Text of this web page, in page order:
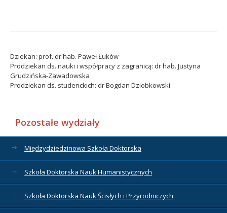
Dziekan: prof. dr hab. Paweł Łuków
Prodziekan ds. nauki i współpracy z zagranicą: dr hab. Justyna
Grudzińska-Zawadowska
Prodziekan ds. studenckich: dr Bogdan Dziobkowski
Pozostałe wydziały
Międzydziedzinowa Szkoła Doktorska
Szkoła Doktorska Nauk Humanistycznych
Szkoła Doktorska Nauk Ścisłych i Przyrodniczych